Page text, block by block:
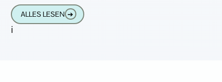
Präsident Ronald Reagan erstmals
Hörgeräte. Sein Gehör hatte im Jahr
ALLES LESEN ➔
i